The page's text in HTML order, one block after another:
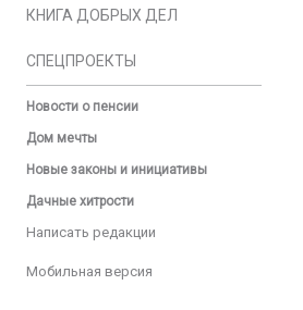
КНИГА ДОБРЫХ ДЕЛ
СПЕЦПРОЕКТЫ
Новости о пенсии
Дом мечты
Новые законы и инициативы
Дачные хитрости
Написать редакции
Мобильная версия